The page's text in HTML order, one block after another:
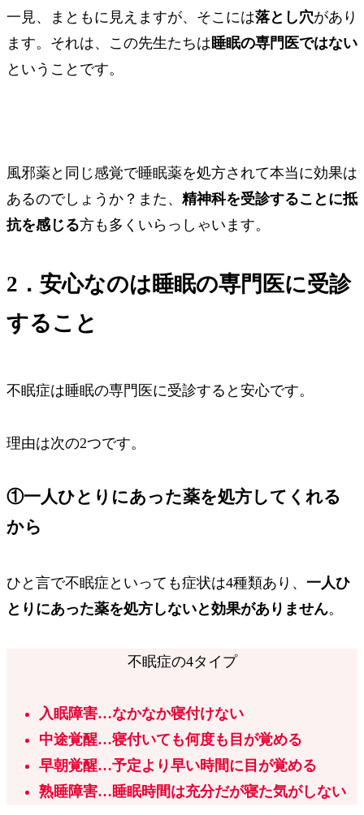
一見、まともに見えますが、そこには落とし穴があり
ます。それは、この先生たちは睡眠の専門医ではない
ということです。
風邪薬と同じ感覚で睡眠薬を処方されて本当に効果は
あるのでしょうか？また、 精神科を受診することに抵
抗を感じる方も多くいらっしゃいます。
2．安心なのは睡眠の専門医に受診
すること
不眠症は睡眠の専門医に受診すると安心です。
理由は次の2つです。
①一人ひとりにあった薬を処方してくれる
から
ひと言で不眠症といっても症状は4種類あり、 一人ひ
とりにあった薬を処方しないと効果がありません。
不眠症の4タイプ
入眠障害…なかなか寝付けない
中途覚醒…寝付いても何度も目が覚める
早朝覚醒…予定より早い時間に目が覚める
熟睡障害…睡眠時間は充分だが寝た気がしない